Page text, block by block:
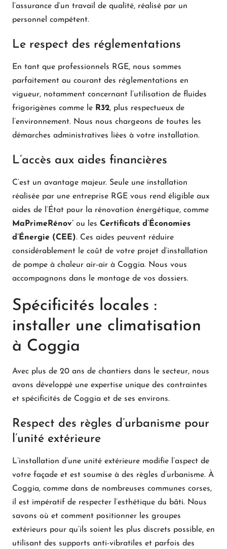
l’assurance d’un travail de qualité, réalisé par un
personnel compétent.
Le respect des réglementations
En tant que professionnels RGE, nous sommes
parfaitement au courant des réglementations en
vigueur, notamment concernant l’utilisation de fluides
frigorigènes comme le R32, plus respectueux de
l’environnement. Nous nous chargeons de toutes les
démarches administratives liées à votre installation.
L’accès aux aides financières
C’est un avantage majeur. Seule une installation
réalisée par une entreprise RGE vous rend éligible aux
aides de l’État pour la rénovation énergétique, comme
MaPrimeRénov’ ou les Certificats d’Économies
d’Énergie (CEE). Ces aides peuvent réduire
considérablement le coût de votre projet d’installation
de pompe à chaleur air-air à Coggia. Nous vous
accompagnons dans le montage de vos dossiers.
Spécificités locales :
installer une climatisation
à Coggia
Avec plus de 20 ans de chantiers dans le secteur, nous
avons développé une expertise unique des contraintes
et spécificités de Coggia et de ses environs.
Respect des règles d’urbanisme pour
l’unité extérieure
L’installation d’une unité extérieure modifie l’aspect de
votre façade et est soumise à des règles d’urbanisme. À
Coggia, comme dans de nombreuses communes corses,
il est impératif de respecter l’esthétique du bâti. Nous
savons où et comment positionner les groupes
extérieurs pour qu’ils soient les plus discrets possible, en
utilisant des supports anti-vibratiles et parfois des